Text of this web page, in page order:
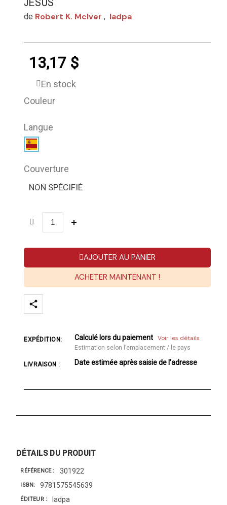
de Robert K. Mclver , Iadpa
13,17 $
En stock
Couleur
Langue
Couverture
NON SPÉCIFIÉ
AJOUTER AU PANIER
ACHETER MAINTENANT !
EXPÉDITION: Calculé lors du paiement Voir les détails
Estimation selon l’emplacement / le pays
LIVRAISON : Date estimée après saisie de l’adresse
DÉTAILS DU PRODUIT
RÉFÉRENCE 301922
ISBN 9781575545639
ÉDITEUR Iadpa